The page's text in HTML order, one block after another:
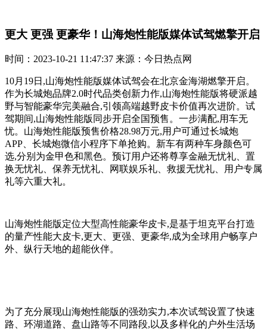
更大 更强 更豪华！山海炮性能版媒体试驾燃擎开启
时间：2023-10-21 11:47:37 来源：今日热点网
10月19日,山海炮性能版媒体试驾会在北京金海湖燃擎开启。
作为长城炮品牌2.0时代品类创新力作,山海炮性能版将硬派越
野与智能豪华完美融合,引领高端越野皮卡价值再次进阶。试
驾期间,山海炮性能版同步开启全国预售。一步满配,用车无
忧。山海炮性能版预售价格28.98万元,用户可通过长城炮
APP、长城炮微信小程序下单抢购。新车有两种车身颜色可
选,分别为金甲色和黑色。预订用户还将尊享金融无忧礼、置
换无忧礼、保养无忧礼、网联娱乐礼、救援无忧礼、用户专属
礼等六重大礼。
山海炮性能版定位大型高性能豪华皮卡,是基于坦克平台打造
的量产性能大皮卡,更大、更强、更豪华,成为全球用户畅享户
外、纵行天地的超能伙伴。
为了充分展现山海炮性能版的强劲实力,本次试驾设置了快速
路、环湖道路、盘山路等不同路段,以及多样化的户外生活场